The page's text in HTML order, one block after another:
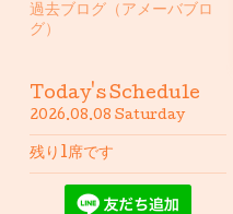
過去ブログ（アメーバブロ
グ）
Today's Schedule
2026.08.08 Saturday
残り1席です